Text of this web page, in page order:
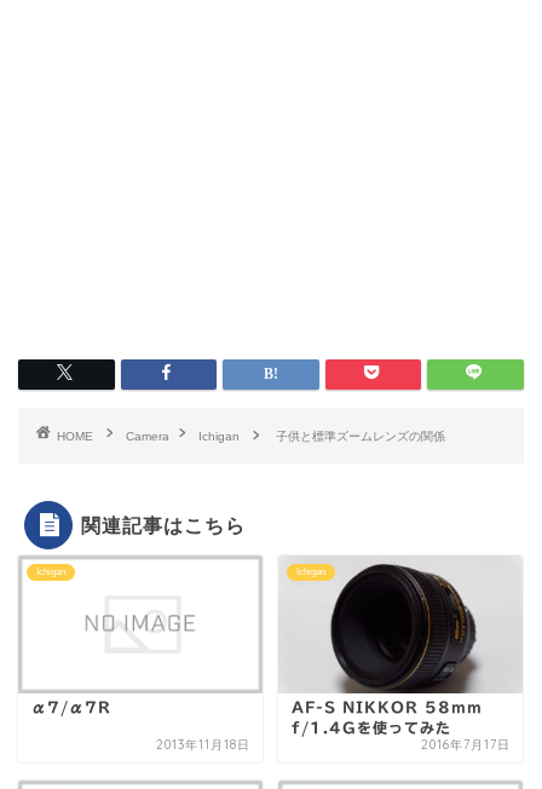
HOME Camera Ichigan 子供と標準ズームレンズの関係
関連記事はこちら
Ichigan
α7/α7R
2013年11月18日
Ichigan
AF-S NIKKOR 58mm
f/1.4Gを使ってみた
2016年7月17日